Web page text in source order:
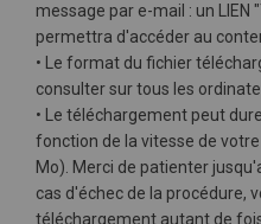
message par e-mail : un
permettra d'accéder au
• Le format du fichier
consulter sur tous les
• Le téléchargement peut
fonction de la vitesse de
Mo). Merci de patienter
cas d'échec de la procédure,
téléchargement autant de